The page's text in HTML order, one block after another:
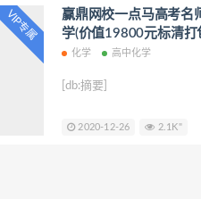
浓度大小关系.mp4
守恒式.mp4 124.17M
VIP专属
赢鼎网校一点马高考名
学(价值19800元标清打
化学 高中化学
[db:摘要]
2020-12-26 2.1K"